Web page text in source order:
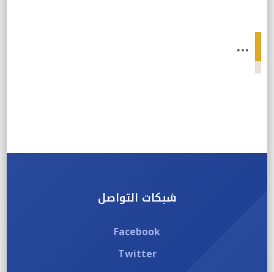
…
شبكات التواصل
Facebook
Twitter